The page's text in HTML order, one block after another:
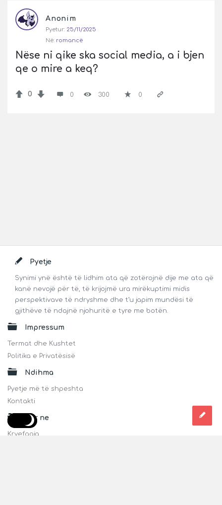
Anonim
Pyetur: 25/11/2025
Në: romancë
Nëse ni qike ska social media, a i bjen
qe o mire a keq?
0 0 300 0
FooterPyetje
Synimi ynë është të lidhim ata që zotërojnë dije me ata që
kanë nevojë për të, të krijojmë ura mirëkuptimi midis
perspektivave të ndryshme dhe t’u japim mundësi të
gjithëve të ndajnë njohuritë e tyre me botën.
Impressum
Termat dhe Kushtet
Politika e Privatësisë
Ndihma
Pyetje më të shpeshta
Kontakti
Për ne
Kryefaqja